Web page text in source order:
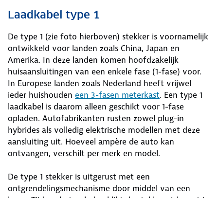
Laadkabel type 1
De type 1 (zie foto hierboven) stekker is voornamelijk
ontwikkeld voor landen zoals China, Japan en
Amerika. In deze landen komen hoofdzakelijk
huisaansluitingen van een enkele fase (1-fase) voor.
In Europese landen zoals Nederland heeft vrijwel
ieder huishouden een 3-fasen meterkast. Een type 1
laadkabel is daarom alleen geschikt voor 1-fase
opladen. Autofabrikanten rusten zowel plug-in
hybrides als volledig elektrische modellen met deze
aansluiting uit. Hoeveel ampère de auto kan
ontvangen, verschilt per merk en model.
De type 1 stekker is uitgerust met een
ontgrendelingsmechanisme door middel van een